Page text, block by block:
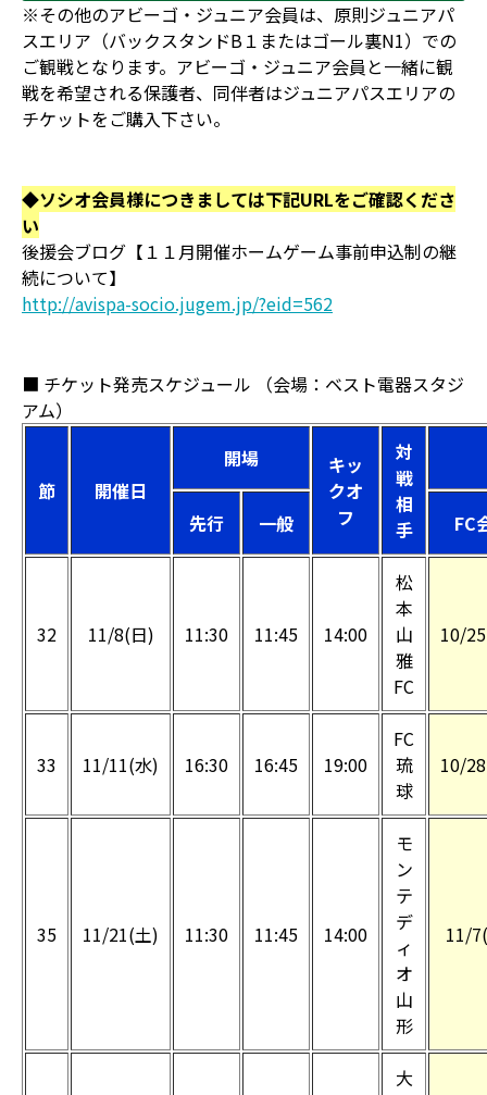
※その他のアビーゴ・ジュニア会員は、原則ジュニアパ
スエリア（バックスタンドB１またはゴール裏N1）での
ご観戦となります。アビーゴ・ジュニア会員と一緒に観
戦を希望される保護者、同伴者はジュニアパスエリアの
チケットをご購入下さい。
◆ソシオ会員様につきましては下記URLをご確認くださ
い
後援会ブログ【１１月開催ホームゲーム事前申込制の継
続について】
http://avispa-socio.jugem.jp/?eid=562
■ チケット発売スケジュール （会場：ベスト電器スタジ
アム）
節 開催日
開場
キッ
クオ
フ
対
戦
相
手
先行 一般 FC
32 11/8(日) 11:30 11:45 14:00
松
本
山
雅
FC
10/
33 11/11(水) 16:30 16:45 19:00
FC
琉
球
10/
35 11/21(土) 11:30 11:45 14:00
モ
ン
テ
デ
ィ
オ
山
形
11/
大